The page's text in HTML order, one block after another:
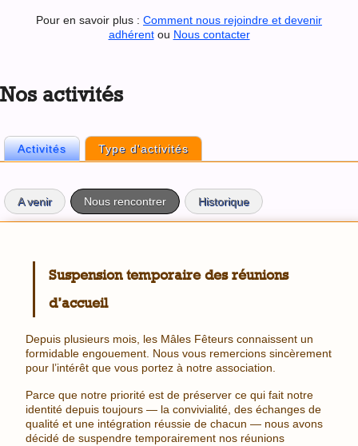
Pour en savoir plus : Comment nous rejoindre et devenir
adhérentou Nous contacter
top
Nos activités
Onglets
principaux
Activités(onglet actif)
Type d'activités
Onglets
secondaires
A venir Nous rencontrer (onglet actif)
Historique
Suspension temporaire des réunions
d’accueil
Depuis plusieurs mois, les Mâles Fêteurs connaissent un
formidable engouement. Nous vous remercions sincèrement
pour l’intérêt que vous portez à notre association.
Parce que notre priorité est de préserver ce qui fait notre
identité depuis toujours — la convivialité, des échanges de
qualité et une intégration réussie de chacun — nous avons
décidé de suspendre temporairement nos réunions